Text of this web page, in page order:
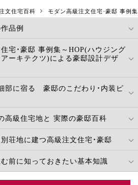
文住宅百科 モダン高級注文住宅・豪邸 事例
品例
宅・豪邸 事例集～HOP(ハウジング
ーキテクツ)による豪邸設計デザ
部に宿る 豪邸のこだわり・内装ピ
高級住宅地と 実際の豪邸百科
荘地に建つ高級注文住宅・豪邸
前に知っておきたい基本知識